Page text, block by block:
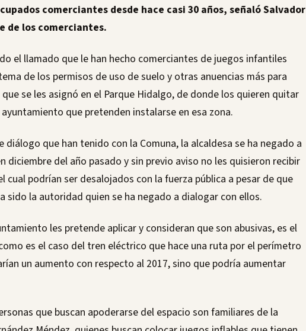
comerciantes desde hace casi 30 años, señaló Salvador
de los comerciantes.
el llamado que le han hecho comerciantes de juegos infantiles
de los permisos de uso de suelo y otras anuencias más para
se les asignó en el Parque Hidalgo, de donde los quieren quitar
que pretenden instalarse en esa zona.
diálogo que han tenido con la Comuna, la alcaldesa se ha negado a
diciembre del año pasado y sin previo aviso no les quisieron recibir
cual podrían ser desalojados con la fuerza pública a pesar de que
sido la autoridad quien se ha negado a dialogar con ellos.
les pretende aplicar y consideran que son abusivas, es el
es el caso del tren eléctrico que hace una ruta por el perímetro
un aumento con respecto al 2017, sino que podría aumentar
que buscan apoderarse del espacio son familiares de la